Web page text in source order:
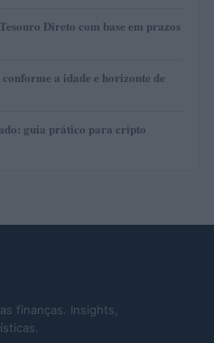
Direto com base em prazos
a idade e horizonte de
guia prático para cripto
finanças. Insights,